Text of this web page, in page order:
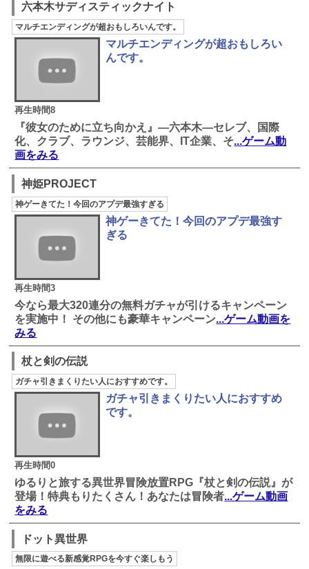
六本木サディスティックナイト
マルチエンディングが超おもしろいんです。
再生時間8
マルチエンディングが超おもしろい
んです。
『彼女のために立ち向かえ』―六本木―セレブ、国際
化、クラブ、ラウンジ、芸能界、IT企業、そ...ゲーム動
画をみる
神姫PROJECT
神ゲーきてた！今回のアプデ最強すぎる
再生時間3
神ゲーきてた！今回のアプデ最強す
ぎる
今なら最大320連分の無料ガチャが引けるキャンペーン
を実施中！ その他にも豪華キャンペーン...ゲーム動画を
みる
杖と剣の伝説
ガチャ引きまくりたい人におすすめです。
再生時間0
ガチャ引きまくりたい人におすすめ
です。
ゆるりと旅する異世界冒険放置RPG『杖と剣の伝説』が
登場！特典もりたくさん！あなたは冒険者...ゲーム動画
をみる
ドット異世界
無限に遊べる新感覚RPGを今すぐ楽しもう